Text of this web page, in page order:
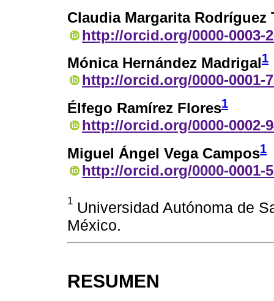
Claudia Margarita Rodríguez
http://orcid.org/0000-0003-
Mónica Hernández Madrigal1
http://orcid.org/0000-0001-
Élfego Ramírez Flores1
http://orcid.org/0000-0002-
Miguel Ángel Vega Campos1
http://orcid.org/0000-0001-
1 Universidad Autónoma de
México.
RESUMEN